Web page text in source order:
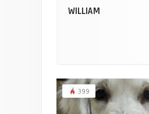
WILLIAM
399